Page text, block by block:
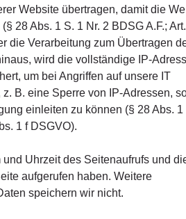
Website übertragen, damit die
28 Abs. 1 S. 1 Nr. 2 BDSG A.F.;
die Verarbeitung zum Übertragen
wird die vollständige IP-
um bei Angriffen auf unsere IT
B. eine Sperre von IP-Adressen,
einleiten zu können (§ 28 Abs. 1
1 f DSGVO).
Uhrzeit des Seitenaufrufs und
aufgerufen haben. Weitere
speichern wir nicht.